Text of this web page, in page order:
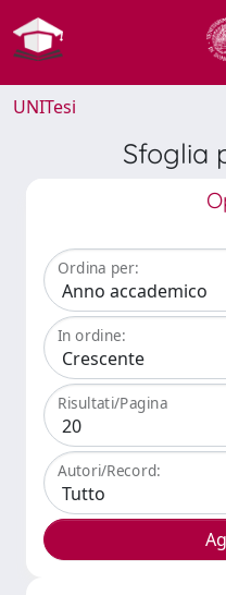
UNITesi
Sfoglia
Ordina per:
In ordine:
Risultati/Pagina
Autori/Record: